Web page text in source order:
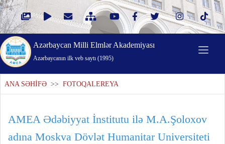
Azərbaycan Milli Elmlər Akademiyası
Azərbaycanın ilk veb saytı (1995)
ANA SƏHİFƏ >> FOTOQALEREYA
AMEA Ədəbiyyat İnstitutu ilə M.A.Şoloxov
adına Moskva Dövlət Humanitar Universiteti